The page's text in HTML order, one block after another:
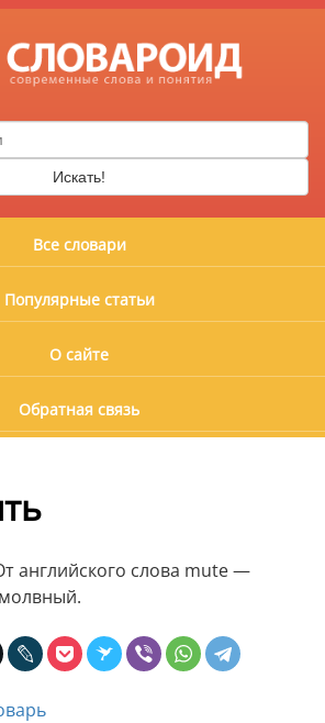
Искать!
Все словари
Популярные статьи
О сайте
Обратная связь
английского слова mute —